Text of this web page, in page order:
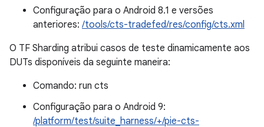
Configuração para o Android 8.1 e versões
anteriores: /tools/cts-tradefed/res/config/cts.xml
O TF Sharding atribui casos de teste dinamicamente aos
DUTs disponíveis da seguinte maneira:
Comando: run cts
Configuração para o Android 9:
/platform/test/suite_harness/+/pie-cts-